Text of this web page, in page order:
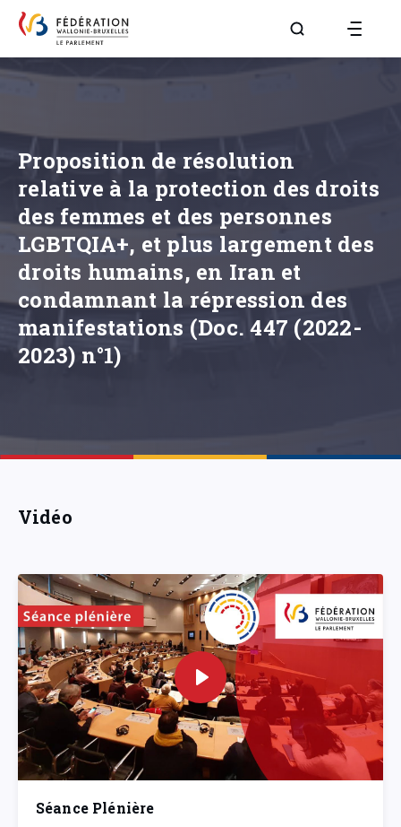
Aller à la page
Proposition de résolution
relative à la protection des droits
des femmes et des personnes
LGBTQIA+, et plus largement des
droits humains, en Iran et
condamnant la répression des
manifestations (Doc. 447 (2022-
2023) n°1)
Vidéo
Séance Plénière